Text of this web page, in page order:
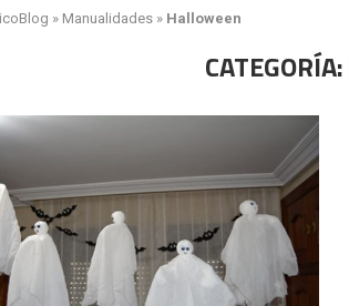
» Manualidades » Halloween
CATEGORÍA: